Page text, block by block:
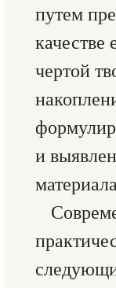
путем
чертой
и